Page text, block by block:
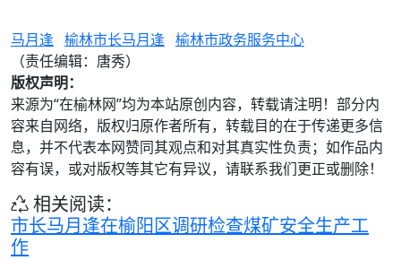
马月逢 榆林市长马月逢 榆林市政务服务中心
（责任编辑：唐秀）
版权声明：
来源为“在榆林网”均为本站原创内容，转载请注明！部分内
容来自网络，版权归原作者所有，转载目的在于传递更多信
息，并不代表本网赞同其观点和对其真实性负责；如作品内
容有误，或对版权等其它有异议，请联系我们更正或删除！
相关阅读：
市长马月逢在榆阳区调研检查煤矿安全生产工
作